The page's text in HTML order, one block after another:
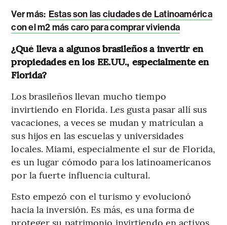
Ver más: Estas son las ciudades de Latinoamérica
con el m2 más caro para comprar vivienda
¿Qué lleva a algunos brasileños a invertir en
propiedades en los EE.UU., especialmente en
Florida?
Los brasileños llevan mucho tiempo
invirtiendo en Florida. Les gusta pasar allí sus
vacaciones, a veces se mudan y matriculan a
sus hijos en las escuelas y universidades
locales. Miami, especialmente el sur de Florida,
es un lugar cómodo para los latinoamericanos
por la fuerte influencia cultural.
Esto empezó con el turismo y evolucionó
hacia la inversión. Es más, es una forma de
proteger su patrimonio invirtiendo en activos